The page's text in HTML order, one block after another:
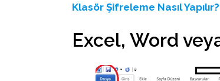
Klasör Şifreleme Nasıl Yapılır?
Excel, Word